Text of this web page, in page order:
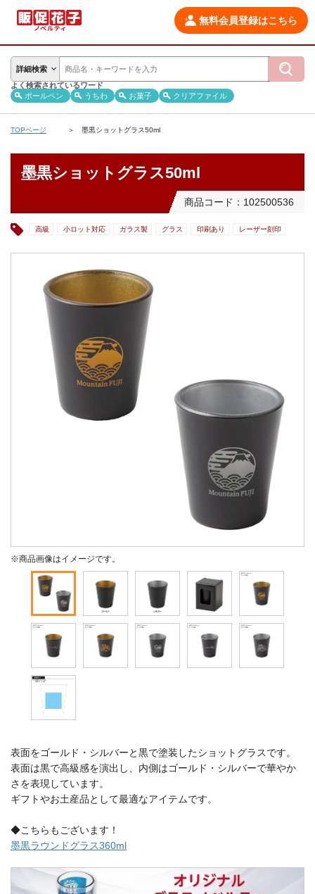
無料会員登録はこちら
詳細検索
よく検索されているワード
ボールペン
うちわ お菓子 クリアファイル
TOPページ 墨黒ショットグラス50ml
墨黒ショットグラス50ml
商品コード：102500536
高級 小ロット対応 ガラス製 グラス 印刷あり レーザー刻印
※商品画像はイメージです。
表面をゴールド・シルバーと黒で塗装したショットグラスです。
表面は黒で高級感を演出し、内側はゴールド・シルバーで華やか
さを表現しています。
ギフトやお土産品として最適なアイテムです。
◆こちらもございます！
墨黒ラウンドグラス360ml